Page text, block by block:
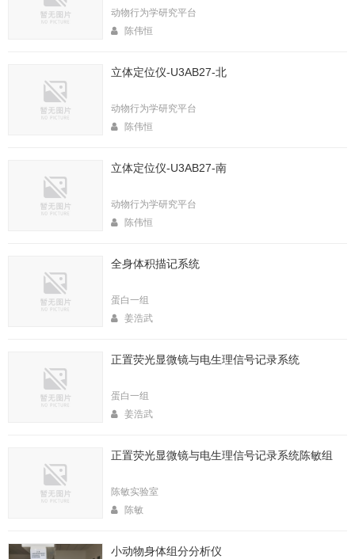
动物行为学研究平台
陈伟恒
立体定位仪-U3AB27-北
动物行为学研究平台
陈伟恒
立体定位仪-U3AB27-南
动物行为学研究平台
陈伟恒
全身体积描记系统
蛋白一组
姜浩武
正置荧光显微镜与电生理信号记录系统
蛋白一组
姜浩武
正置荧光显微镜与电生理信号记录系统陈敏组
陈敏实验室
陈敏
小动物身体组分分析仪